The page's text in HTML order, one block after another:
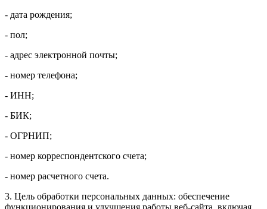
- дата рождения;
- пол;
- адрес электронной почты;
- номер телефона;
- ИНН;
- БИК;
- ОГРНИП;
- номер корреспондентского счета;
- номер расчетного счета.
3. Цель обработки персональных данных: обеспечение
функционирования и улучшения работы веб-сайта, включая